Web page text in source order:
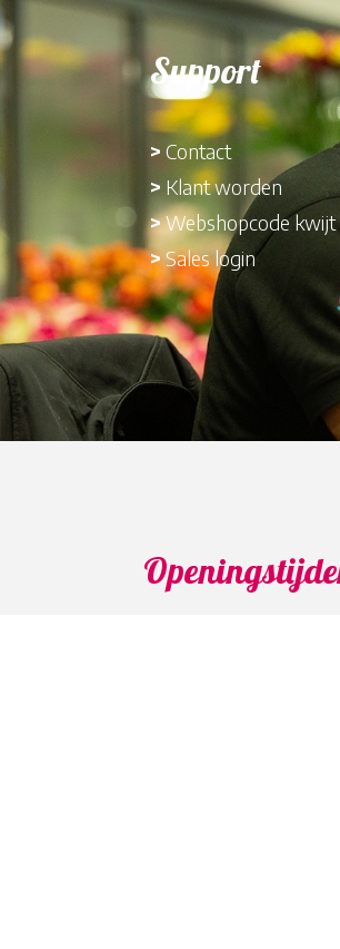
Support
> Contact
> Klant worden
>Webshopcode kwijt
>Sales login